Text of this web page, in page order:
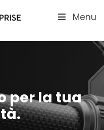
Menu
per la tua